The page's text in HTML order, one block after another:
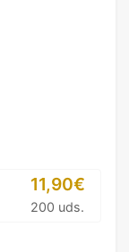
11,90€
200 uds.